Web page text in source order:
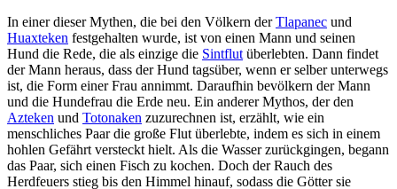
In einer dieser Mythen, die bei den Völkern derTlapanec und
Huaxteken festgehalten wurde, ist von einen Mann und seinen
Hund die Rede, die als einzige die Sintflut überlebten. Dann findet
der Mann heraus, dass der Hund tagsüber, wenn er selber unterwegs
ist, die Form einer Frau annimmt. Daraufhin bevölkern der Mann
und die Hundefrau die Erde neu. Ein anderer Mythos, der den
Azteken und Totonaken zuzurechnen ist, erzählt, wie ein
menschliches Paar die große Flut überlebte, indem es sich in einem
hohlen Gefährt versteckt hielt. Als die Wasser zurückgingen, begann
das Paar, sich einen Fisch zu kochen. Doch der Rauch des
Herdfeuers stieg bis den Himmel hinauf, sodass die Götter sie